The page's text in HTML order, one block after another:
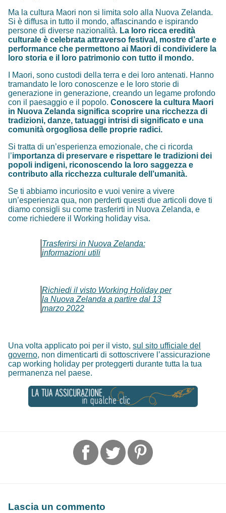
Ma la cultura Maori non si limita solo alla Nuova Zelanda.
Si è diffusa in tutto il mondo, affascinando e ispirando
persone di diverse nazionalità. La loro ricca eredità
culturale è celebrata attraverso festival, mostre d’arte e
performance che permettono ai Maori di condividere la
loro storia e il loro patrimonio con tutto il mondo.
I Maori, sono custodi della terra e dei loro antenati. Hanno
tramandato le loro conoscenze e le loro storie di
generazione in generazione, creando un legame profondo
con il paesaggio e il popolo. Conoscere la cultura Maori
in Nuova Zelanda significa scoprire una ricchezza di
tradizioni, danze, tatuaggi intrisi di significato e una
comunità orgogliosa delle proprie radici.
Si tratta di un’esperienza emozionale, che ci ricorda
l’importanza di preservare e rispettare le tradizioni dei
popoli indigeni, riconoscendo la loro saggezza e
contributo alla ricchezza culturale dell’umanità.
Se ti abbiamo incuriosito e vuoi venire a vivere
un’esperienza qua, non perderti questi due articoli dove ti
diamo consigli su come trasferirti in Nuova Zelanda, e
come richiedere il Working holiday visa.
Trasferirsi in Nuova Zelanda:
informazioni utili
Richiedi il visto Working Holiday per
la Nuova Zelanda a partire dal 13
marzo 2022
Una volta applicato poi per il visto, sul sito ufficiale del
governo, non dimenticarti di sottoscrivere l’assicurazione
cap working holiday per proteggerti durante tutta la tua
permanenza nel paese.
Lascia un commento